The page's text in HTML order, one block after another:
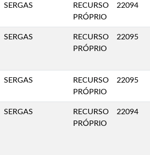
SERGAS
RECURSO
PRÓPRIO
22094
SERGAS
RECURSO
PRÓPRIO
22095
SERGAS
RECURSO
PRÓPRIO
22095
SERGAS
RECURSO
PRÓPRIO
22094